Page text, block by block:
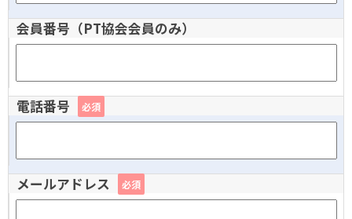
会員番号（PT協会会員のみ）
電話番号 必須
メールアドレス 必須